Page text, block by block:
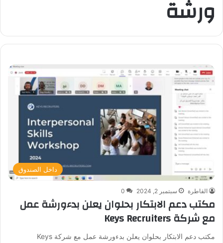
ورشة
داخل الصندوق
القاطرة سبتمبر 2, 2024 0
مكتب دعم الابتكار بحلوان يعلن بدءورشة عمل
مع شركة Keys Recruiters
مكتب دعم الابتكار بحلوان يعلن بدءورشة عمل مع شركة Keys